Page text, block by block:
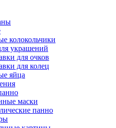
колокольчики
украшений
для очков
для колец
яйца
маски
панно